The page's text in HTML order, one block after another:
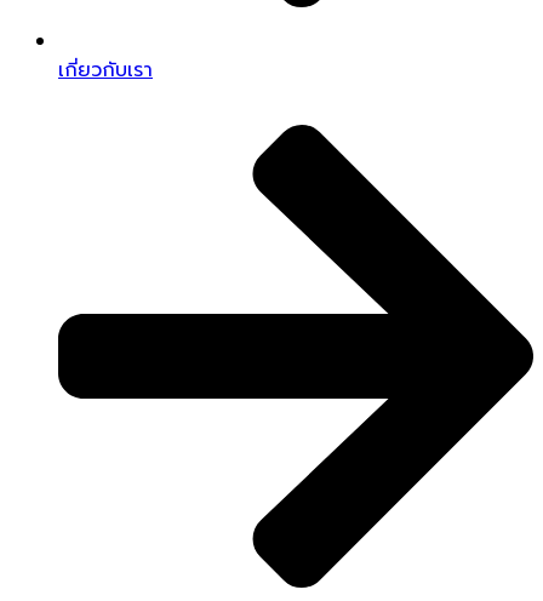
เกี่ยวกับเรา